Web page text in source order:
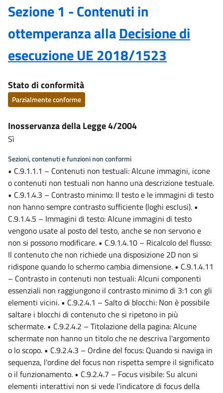
Sezione 1 - Contenuti in
ottemperanza allaDecisione di
esecuzione UE 2018/1523
Stato di conformità
Parzialmente conforme
Inosservanza della Legge 4/2004
Sì
Sezioni, contenuti e funzioni non conformi
• C.9.1.1.1 – Contenuti non testuali: Alcune immagini, icone
o contenuti non testuali non hanno una descrizione testuale.
• C.9.1.4.3 – Contrasto minimo: Il testo e le immagini di testo
non hanno sempre contrasto sufficiente (loghi esclusi). •
C.9.1.4.5 – Immagini di testo: Alcune immagini di testo
vengono usate al posto del testo, anche se non servono e
non si possono modificare. • C.9.1.4.10 – Ricalcolo del flusso:
Il contenuto che non richiede una disposizione 2D non si
ridispone quando lo schermo cambia dimensione. • C.9.1.4.11
– Contrasto in contenuti non testuali: Alcuni componenti
essenziali non raggiungono il contrasto minimo di 3:1 con gli
elementi vicini. • C.9.2.4.1 – Salto di blocchi: Non è possibile
saltare i blocchi di contenuto che si ripetono in più
schermate. • C.9.2.4.2 – Titolazione della pagina: Alcune
schermate non hanno un titolo che ne descriva l'argomento
o lo scopo. • C.9.2.4.3 – Ordine del focus: Quando si naviga in
sequenza, l'ordine del focus non rispetta sempre il significato
o il funzionamento. • C.9.2.4.7 – Focus visibile: Su alcuni
elementi interattivi non si vede l'indicatore di focus della